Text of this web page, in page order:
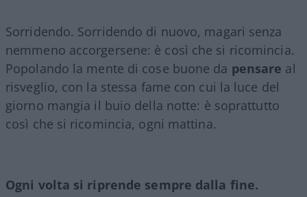
Sorridendo. Sorridendo di nuovo, magari senza
nemmeno accorgersene: è così che si ricomincia.
Popolando la mente di cose buone da pensare al
risveglio, con la stessa fame con cui la luce del
giorno mangia il buio della notte: è soprattutto
così che si ricomincia, ogni mattina.
Ogni volta si riprende sempre dalla fine.